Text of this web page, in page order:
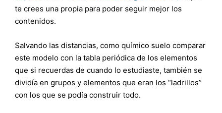
te crees una propia para poder seguir mejor los
contenidos.
Salvando las distancias, como químico suelo comparar
este modelo con la tabla periódica de los elementos
que si recuerdas de cuando lo estudiaste, también se
dividía en grupos y elementos que eran los “ladrillos”
con los que se podía construir todo.